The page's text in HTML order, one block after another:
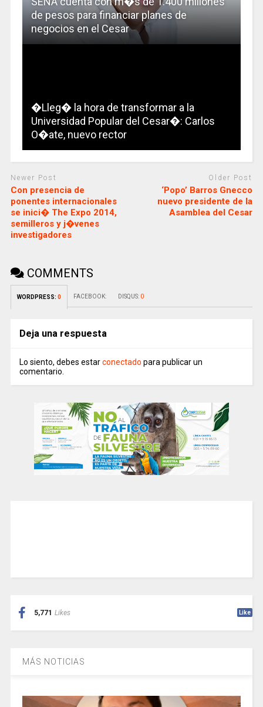
de pesos para financiar planes de
negocios en el Cesar
�Lleg� la hora de transformar a la
Universidad Popular del Cesar�: Carlos
O�ate, nuevo rector
Newer Post
Con presencia de
ponentes internacionales
se inici� The Expo 2014,
semilleros y j�venes
investigadores
Older Post
‘Popo’ Barros Gnecco
nuevo presidente de la
Asamblea del Cesar
COMMENTS
WORDPRESS: 0 FACEBOOK: DISQUS: 0
Deja una respuesta
Lo siento, debes estarconectado para publicar un
comentario.
5,771 Likes Like
MÁS NOTICIAS